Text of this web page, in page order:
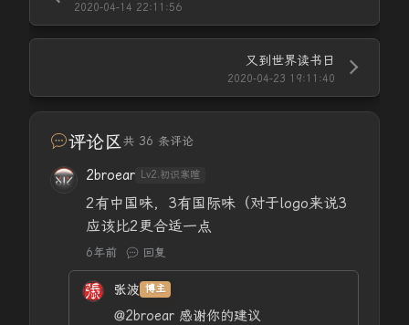
2020-04-14 22:11:56
又到世界读书日
2020-04-23 19:11:40
评论区 共 36 条评论
2broear Lv2.初识寒暄
2有中国味，3有国际味（对于logo来说3
应该比2更合适一点
6年前 回复
张波 博主
@2broear 感谢你的建议